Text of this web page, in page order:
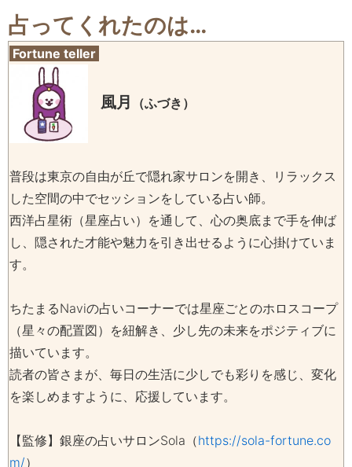
占ってくれたのは…
Fortune teller
風月 （ふづき）
普段は東京の自由が丘で隠れ家サロンを開き、リラックス
した空間の中でセッションをしている占い師。
西洋占星術（星座占い）を通して、心の奥底まで手を伸ば
し、隠された才能や魅力を引き出せるように心掛けていま
す。
ちたまるNaviの占いコーナーでは星座ごとのホロスコープ
（星々の配置図）を紐解き、少し先の未来をポジティブに
描いています。
読者の皆さまが、毎日の生活に少しでも彩りを感じ、変化
を楽しめますように、応援しています。
【監修】銀座の占いサロンSola（https://sola-fortune.co
m/）